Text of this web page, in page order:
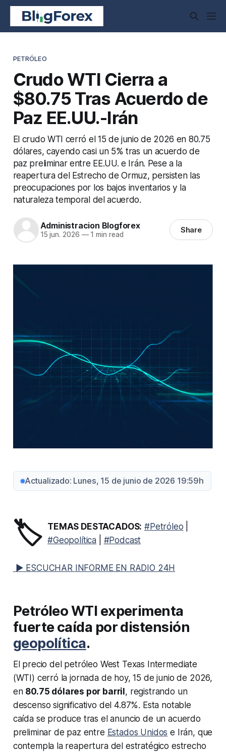
PETRÓLEO
Crudo WTI Cierra a
$80.75 Tras Acuerdo de
Paz EE.UU.-Irán
El crudo WTI cerró el 15 de junio de 2026 en 80.75
dólares, cayendo casi un 5% tras un acuerdo de
paz preliminar entre EE.UU. e Irán. Pese a la
reapertura del Estrecho de Ormuz, persisten las
preocupaciones por los bajos inventarios y la
naturaleza temporal del acuerdo.
Administracion Blogforex
15 jun. 2026 —1 min read Share
Actualizado: Lunes, 15 de junio de 2026 19:59h
🏷️ TEMAS DESTACADOS: #Petróleo
#Geopolítica
#Podcast
▶ ESCUCHAR INFORME EN RADIO 24H
Petróleo WTI experimenta
fuerte caída por distensión
geopolítica.
El precio del petróleo West Texas Intermediate
(WTI) cerró la jornada de hoy, 15 de junio de 2026,
en 80.75 dólares por barril , registrando un
descenso significativo del 4.87%. Esta notable
caída se produce tras el anuncio de un acuerdo
preliminar de paz entre Estados Unidos e Irán, que
contempla la reapertura del estratégico estrecho